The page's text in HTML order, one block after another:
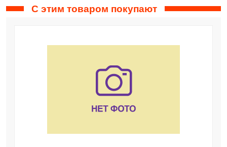
С этим товаром покупают